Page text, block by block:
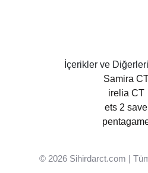
İçerikler ve Diğerleri
Samira
irelia CT
ets 2 save
© 2026 Sihirdarct.com |